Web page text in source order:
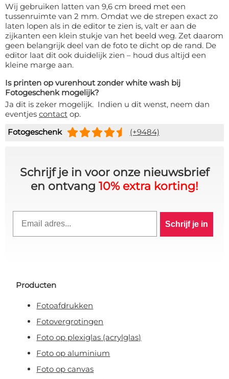
Wij gebruiken latten van 9,6 cm breed met een
tussenruimte van 2 mm. Omdat we de strepen exact zo
laten lopen als in de editor te zien is, valt er aan de
zijkanten een klein stukje van het beeld weg. Zet daarom
geen belangrijk deel van de foto te dicht op de rand. De
editor laat dit ook duidelijk zien – houd dus altijd een
kleine marge aan.
Is printen op vurenhout zonder white wash bij
Fotogeschenk mogelijk?
Ja dit is zeker mogelijk. Indien u dit wenst, neem dan
eventjes contact op.
Fotogeschenk
(+9484)
Schrijf je in voor onze nieuwsbrief
en ontvang 10% extra korting!
Schrijf je in
Producten
Fotoafdrukken
Fotovergrotingen
Foto op plexiglas (acrylglas)
Foto op aluminium
Foto op canvas